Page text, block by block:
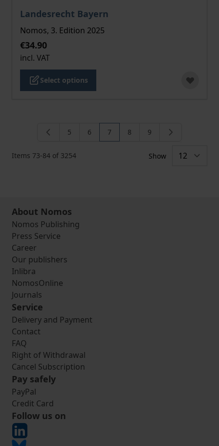
Landesrecht Bayern
The price depends on the options chosen on the
Nomos, 3. Edition 2025
€34.90
incl. VAT
Select options
Items 73-84 of 3254
Page
5 Page
6 You're currently reading page
7 Page
8 Page
9
Show
About Nomos
Nomos Publishing
Press Service
Career
Our publishers
Inlibra
NomosOnline
Journals
Service
Delivery and Payment
Contact
FAQ
Right of Withdrawal
Cancel Subscription
Pay safely
PayPal
Credit Card
Follow us on